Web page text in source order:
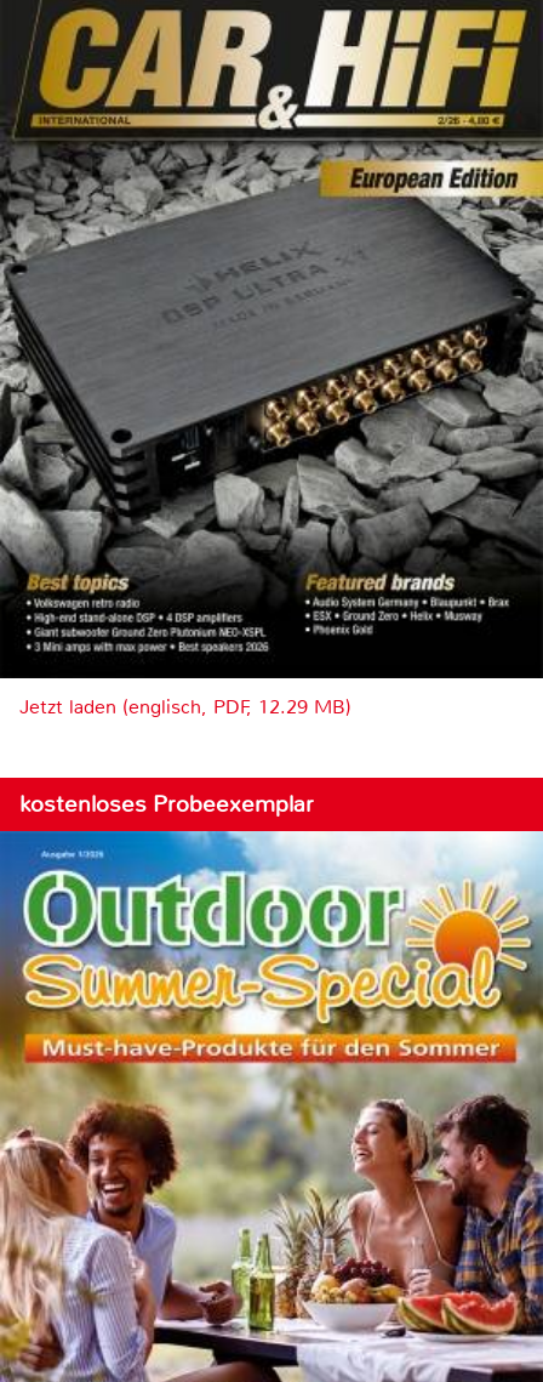
Jetzt laden (englisch, PDF, 12.29 MB)
kostenloses Probeexemplar